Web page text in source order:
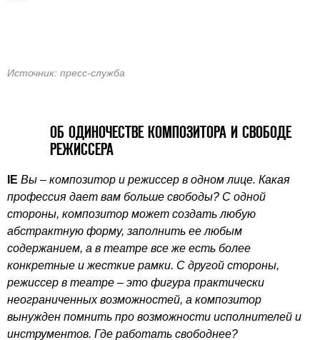
Источник: пресс-служба
ОБ ОДИНОЧЕСТВЕ КОМПОЗИТОРА И СВОБОДЕ
РЕЖИССЕРА
IE Вы – композитор и режиссер в одном лице. Какая
профессия дает вам больше свободы? С одной
стороны, композитор может создать любую
абстрактную форму, заполнить ее любым
содержанием, а в театре все же есть более
конкретные и жесткие рамки. С другой стороны,
режиссер в театре – это фигура практически
неограниченных возможностей, а композитор
вынужден помнить про возможности исполнителей и
инструментов. Где работать свободнее?